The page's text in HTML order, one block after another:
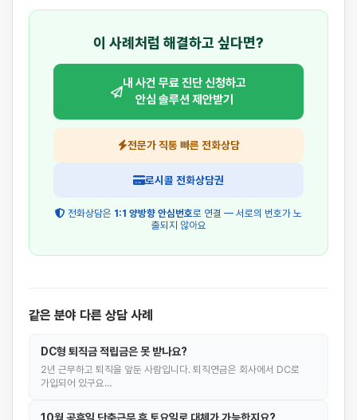
이 사례처럼 해결하고 싶다면?
내 사건 무료 진단 신청하고
안심 솔루션 제안받기
전문가 직통 빠른 전화상담
로시콜 전화상담권
전화상담은 1:1 양방향 안심번호로 연결 — 서로의 번호가 노
출되지 않아요
같은 분야 다른 상담 사례
DC형 퇴직금 적립금은 못 받나요?
2년 근무하고 퇴직을 앞둔 사람입니다. 퇴직연금은 회사에서 DC로
가입되어 있구요…